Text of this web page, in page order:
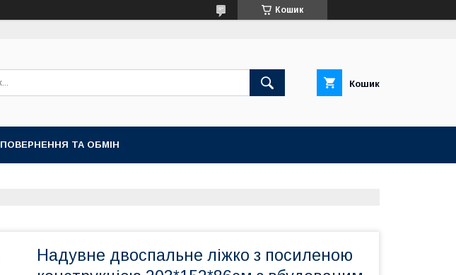
Кошик
Кошик
ПОВЕРНЕННЯ ТА ОБМІН
Надувне двоспальне ліжко з посиленою